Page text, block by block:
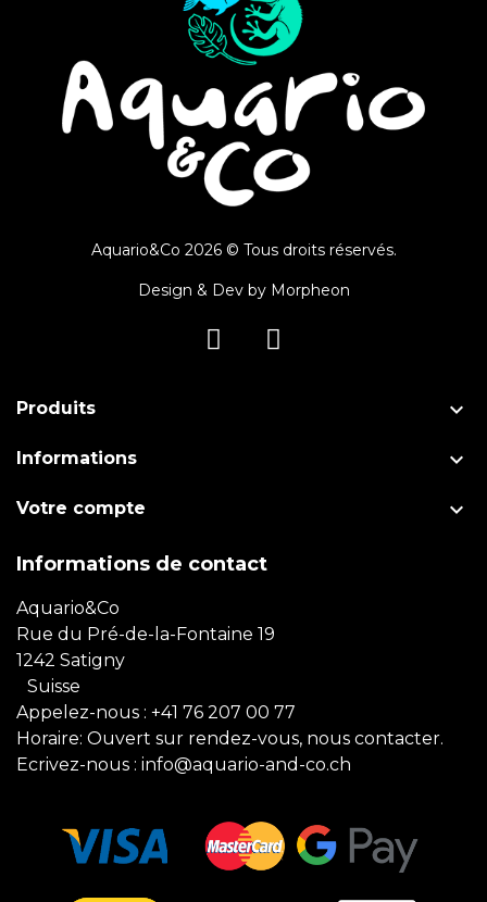
Aquario&Co 2026 © Tous droits réservés.
Design & Dev by Morpheon
Produits 
Informations 
Votre compte 
Informations de contact
Aquario&Co
Rue du Pré-de-la-Fontaine 19
1242 Satigny
Suisse
Appelez-nous : +41 76 207 00 77
Horaire: Ouvert sur rendez-vous, nous contacter.
Ecrivez-nous : info@aquario-and-co.ch